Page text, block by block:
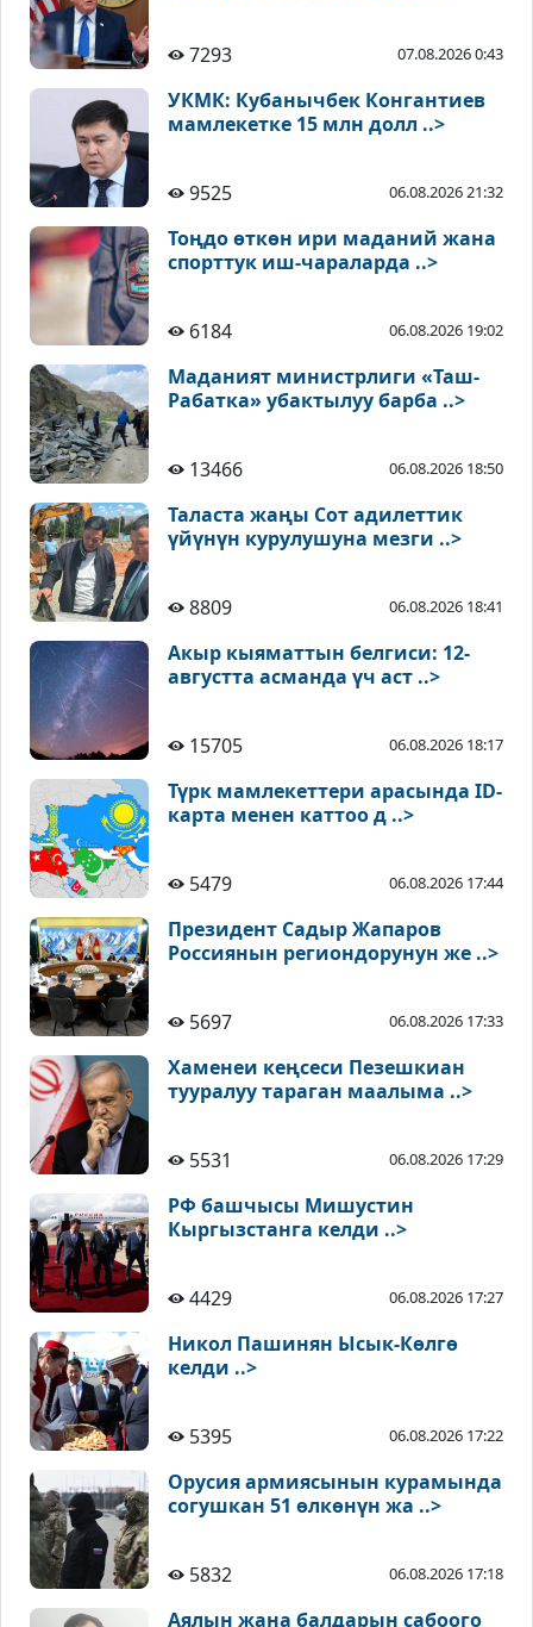
7293 07.08.2026 0:43
УКМК: Кубанычбек Конгантиев
мамлекетке 15 млн долл ..>
9525 06.08.2026 21:32
Тоңдо өткөн ири маданий жана
спорттук иш-чараларда ..>
6184 06.08.2026 19:02
Маданият министрлиги «Таш-
Рабатка» убактылуу барба ..>
13466 06.08.2026 18:50
Таласта жаңы Сот адилеттик
үйүнүн курулушуна мезги ..>
8809 06.08.2026 18:41
Акыр кыяматтын белгиси: 12-
августта асманда үч аст ..>
15705 06.08.2026 18:17
Түрк мамлекеттери арасында ID-
карта менен каттоо д ..>
5479 06.08.2026 17:44
Президент Садыр Жапаров
Россиянын региондорунун же ..>
5697 06.08.2026 17:33
Хаменеи кеңсеси Пезешкиан
тууралуу тараган маалыма ..>
5531 06.08.2026 17:29
РФ башчысы Мишустин
Кыргызстанга келди ..>
4429 06.08.2026 17:27
Никол Пашинян Ысык-Көлгө
келди ..>
5395 06.08.2026 17:22
Орусия армиясынын курамында
согушкан 51 өлкөнүн жа ..>
5832 06.08.2026 17:18
Аялын жана балдарын сабоого